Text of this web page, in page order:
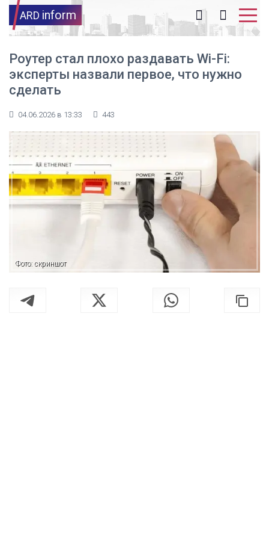
ARD inform
Роутер стал плохо раздавать Wi-Fi:
эксперты назвали первое, что нужно
сделать
04.06.2026 в 13:33 443
Фото: скриншот